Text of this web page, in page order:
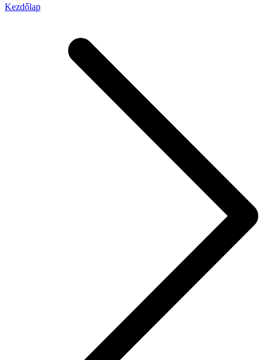
Kezdőlap